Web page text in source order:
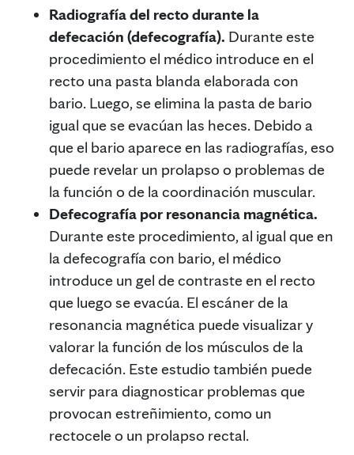
Radiografía del recto durante la
defecación (defecografía). Durante este
procedimiento el médico introduce en el
recto una pasta blanda elaborada con
bario. Luego, se elimina la pasta de bario
igual que se evacúan las heces. Debido a
que el bario aparece en las radiografías, eso
puede revelar un prolapso o problemas de
la función o de la coordinación muscular.
Defecografía por resonancia magnética.
Durante este procedimiento, al igual que en
la defecografía con bario, el médico
introduce un gel de contraste en el recto
que luego se evacúa. El escáner de la
resonancia magnética puede visualizar y
valorar la función de los músculos de la
defecación. Este estudio también puede
servir para diagnosticar problemas que
provocan estreñimiento, como un
rectocele o un prolapso rectal.